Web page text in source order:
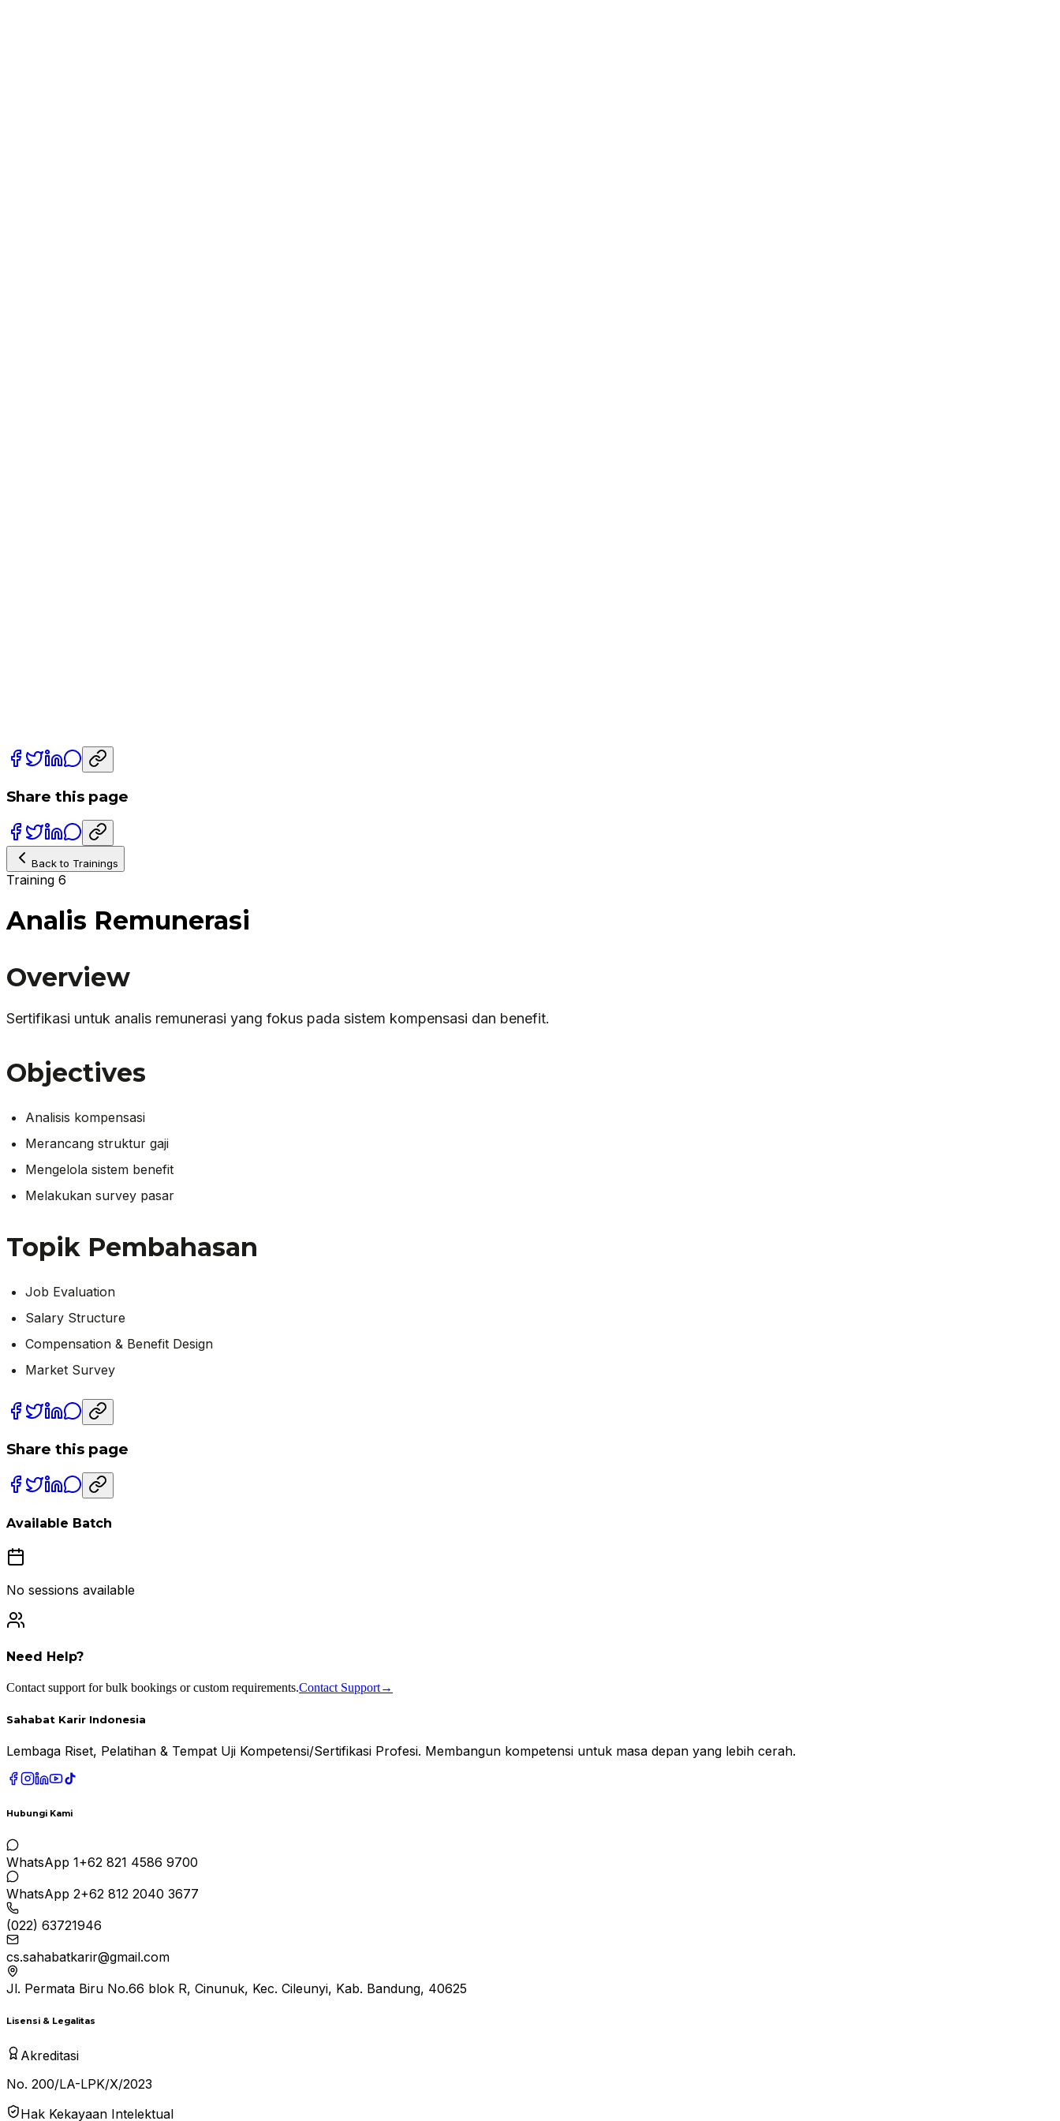
Share this page
Back to Trainings
Training 6
Analis Remunerasi
Overview
Sertifikasi untuk analis remunerasi yang fokus pada sistem kompensasi dan benefit.
Objectives
Analisis kompensasi
Merancang struktur gaji
Mengelola sistem benefit
Melakukan survey pasar
Topik Pembahasan
Job Evaluation
Salary Structure
Compensation & Benefit Design
Market Survey
Share this page
Available Batch
No sessions available
Need Help?
Contact support for bulk bookings or custom requirements.Contact Support→
Sahabat Karir Indonesia
Lembaga Riset, Pelatihan & Tempat Uji Kompetensi/Sertifikasi Profesi. Membangun kompetensi untuk masa depan yang lebih cerah.
Hubungi Kami
WhatsApp 1+62 821 4586 9700
WhatsApp 2+62 812 2040 3677
(022) 63721946
cs.sahabatkarir@gmail.com
Jl. Permata Biru No.66 blok R, Cinunuk, Kec. Cileunyi, Kab. Bandung, 40625
Lisensi & Legalitas
Akreditasi
No. 200/LA-LPK/X/2023
Hak Kekayaan Intelektual